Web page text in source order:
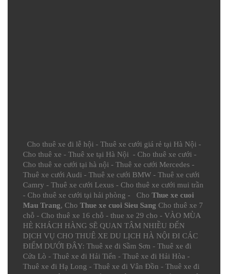
Cho thuê xe đi lễ hội - Thuê xe cưới giá rẻ tại Hà Nội -
Cho thuê xe - Thuê xe tại Hà Nội - Cho thuê xe cưới -
Cho thuê xe cưới tại hà nội - Thuê xe cưới Mercedes -
Thuê xe cưới Audi - Thuê xe cưới BMW - Thuê xe cưới
Camry - Thuê xe cưới Lexus - Cho thuê xe cưới mui trần
- Cho thuê xe cưới tại hải phòng - Cho Thue xe cuoi
Mau Trang, Cho Thue xe cuoi Sieu Sang Cho thuê xe 7
chỗ - Cho thuê xe 16 chỗ - thue xe 29 cho - VÀO MÙA
HÈ KHÁCH HÀNG SẼ QUAN TÂM NHIỀU ĐẾN
DỊCH VỤ CHO THUÊ XE DU LỊCH HÀ NỘI ĐI CÁC
ĐIỂM DƯỚI ĐÂY: Thuê xe đi Sầm Sơn - Thuê xe đi
Cửa Lò - Thuê xe đi Hải Tiến - Thuê xe đi Hải Hòa -
Thuê xe đi Hạ Long - Thuê xe đi Vân Đồn - Thuê xe đi